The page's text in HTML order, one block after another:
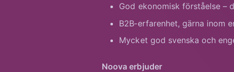
God ekonomisk förståelse –
B2B‑erfarenhet, gärna inom
Mycket god svenska och
Noova erbjuder